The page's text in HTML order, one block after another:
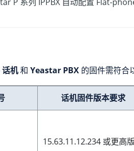
P 系列 IPPBX 自动配置 Flat-
机和 Yeastar PBX 的固件需符合
话机固件版本要求
15.63.11.12.234 或更高